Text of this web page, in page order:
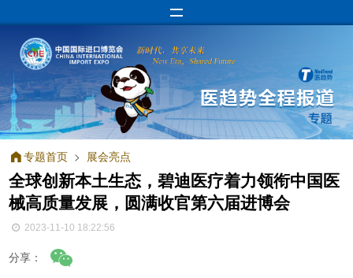
专题首页 > 展会亮点
全球创新本土生态，碧迪医疗着力领衔中国医
械高质量发展，圆满收官第六届进博会
2023-11-10 18:22:56
分享：